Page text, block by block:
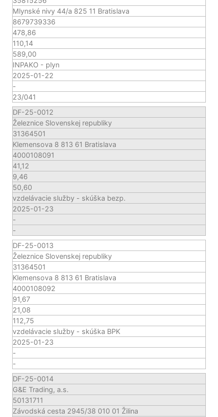
Mlynské nivy 44/a 825 11 Bratislava
8679739336
478,86
110,14
589,00
INPAKO - plyn
2025-01-22
-
23/041
DF-25-0012
Železnice Slovenskej republiky
31364501
Klemensova 8 813 61 Bratislava
4000108091
41,12
9,46
50,60
vzdelávacie služby - skúška bezp.
2025-01-23
-
-
DF-25-0013
Železnice Slovenskej republiky
31364501
Klemensova 8 813 61 Bratislava
4000108092
91,67
21,08
112,75
vzdelávacie služby - skúška BPK
2025-01-23
-
-
DF-25-0014
G&E Trading, a.s.
50131711
Závodská cesta 2945/38 010 01 Žilina